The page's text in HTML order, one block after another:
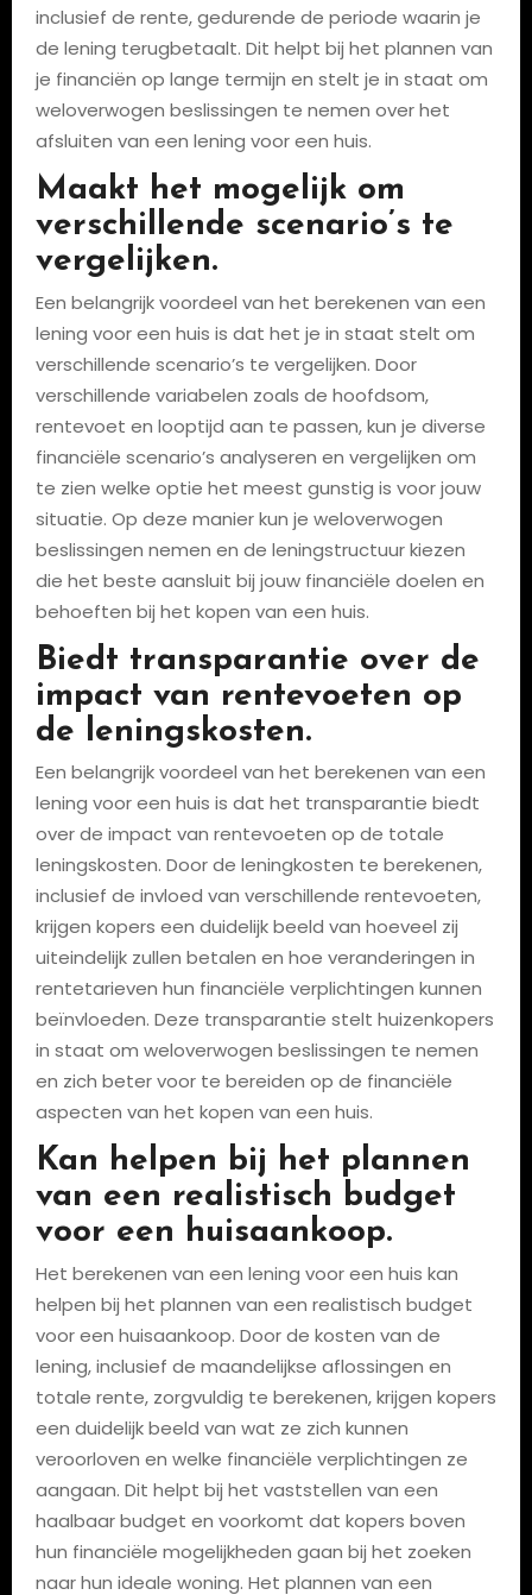
inclusief de rente, gedurende de periode waarin je
de lening terugbetaalt. Dit helpt bij het plannen van
je financiën op lange termijn en stelt je in staat om
weloverwogen beslissingen te nemen over het
afsluiten van een lening voor een huis.
Maakt het mogelijk om
verschillende scenario’s te
vergelijken.
Een belangrijk voordeel van het berekenen van een
lening voor een huis is dat het je in staat stelt om
verschillende scenario’s te vergelijken. Door
verschillende variabelen zoals de hoofdsom,
rentevoet en looptijd aan te passen, kun je diverse
financiële scenario’s analyseren en vergelijken om
te zien welke optie het meest gunstig is voor jouw
situatie. Op deze manier kun je weloverwogen
beslissingen nemen en de leningstructuur kiezen
die het beste aansluit bij jouw financiële doelen en
behoeften bij het kopen van een huis.
Biedt transparantie over de
impact van rentevoeten op
de leningskosten.
Een belangrijk voordeel van het berekenen van een
lening voor een huis is dat het transparantie biedt
over de impact van rentevoeten op de totale
leningskosten. Door de leningkosten te berekenen,
inclusief de invloed van verschillende rentevoeten,
krijgen kopers een duidelijk beeld van hoeveel zij
uiteindelijk zullen betalen en hoe veranderingen in
rentetarieven hun financiële verplichtingen kunnen
beïnvloeden. Deze transparantie stelt huizenkopers
in staat om weloverwogen beslissingen te nemen
en zich beter voor te bereiden op de financiële
aspecten van het kopen van een huis.
Kan helpen bij het plannen
van een realistisch budget
voor een huisaankoop.
Het berekenen van een lening voor een huis kan
helpen bij het plannen van een realistisch budget
voor een huisaankoop. Door de kosten van de
lening, inclusief de maandelijkse aflossingen en
totale rente, zorgvuldig te berekenen, krijgen kopers
een duidelijk beeld van wat ze zich kunnen
veroorloven en welke financiële verplichtingen ze
aangaan. Dit helpt bij het vaststellen van een
haalbaar budget en voorkomt dat kopers boven
hun financiële mogelijkheden gaan bij het zoeken
naar hun ideale woning. Het plannen van een